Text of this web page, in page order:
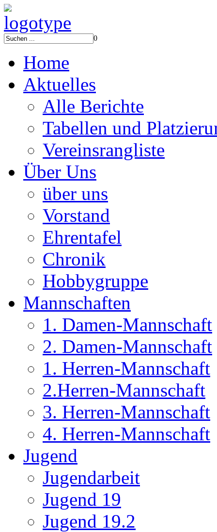
0
Home
Aktuelles
Alle Berichte
Tabellen und
Vereinsrangliste
Über Uns
über uns
Vorstand
Ehrentafel
Chronik
Hobbygruppe
Mannschaften
1. Damen-Mannschaft
2. Damen-Mannschaft
1. Herren-Mannschaft
2.Herren-Mannschaft
3. Herren-Mannschaft
4. Herren-Mannschaft
Jugend
Jugendarbeit
Jugend 19
Jugend 19.2